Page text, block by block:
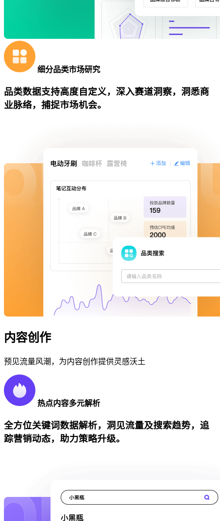
细分品类市场研究
品类数据支持高度自定义，深入赛道洞察，洞悉商
业脉络，捕捉市场机会。
内容创作
预见流量风潮，为内容创作提供灵感沃土
热点内容多元解析
全方位关键词数据解析，洞见流量及搜索趋势，追
踪营销动态，助力策略升级。